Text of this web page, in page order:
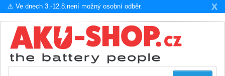
X
⚠️ Ve dnech 3.-12.8.není možný osobní odběr.